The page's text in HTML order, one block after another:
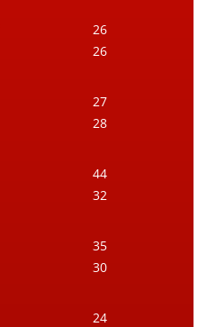
26
26
27
28
44
32
35
30
24